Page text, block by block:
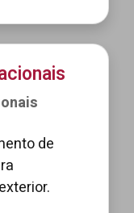
de